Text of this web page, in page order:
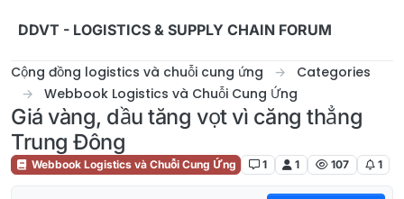
DDVT - LOGISTICS & SUPPLY CHAIN FORUM
Cộng đồng logistics và chuỗi cung ứng
Categories
Webbook Logistics và Chuỗi Cung Ứng
Giá vàng, dầu tăng vọt vì căng thẳng
Trung Đông
Webbook Logistics và Chuỗi Cung Ứng 1 1 107 1